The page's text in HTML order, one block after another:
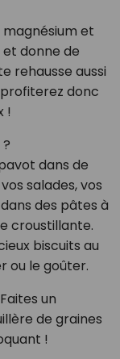
et
et donne de
rehausse aussi
profiterez donc
!
dans de
salades, vos
des pâtes à
croustillante.
biscuits au
ou le goûter.
un
de graines
!